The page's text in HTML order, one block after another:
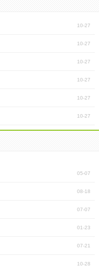
10-27
10-27
10-27
10-27
10-27
10-27
05-07
08-18
07-07
01-23
07-21
10-28